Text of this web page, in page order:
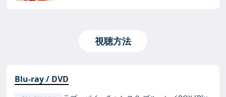
視聴方法
Blu-ray / DVD